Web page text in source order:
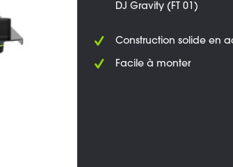
DJ Gravity (FT 01)
Construction solide en
Facile à monter